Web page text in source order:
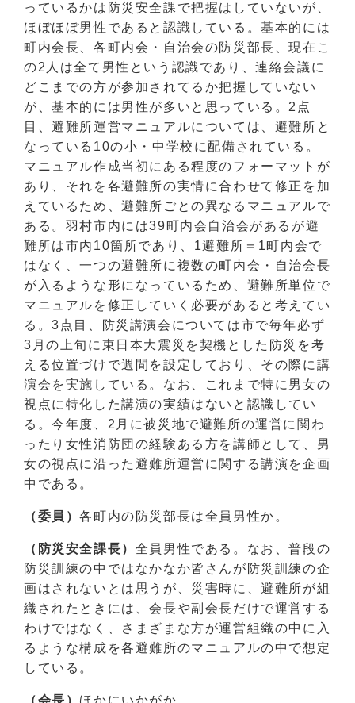
っているかは防災安全課で把握はしていないが、
ほぼほぼ男性であると認識している。基本的には
町内会長、各町内会・自治会の防災部長、現在こ
の2人は全て男性という認識であり、連絡会議に
どこまでの方が参加されてるか把握していない
が、基本的には男性が多いと思っている。2点
目、避難所運営マニュアルについては、避難所と
なっている10の小・中学校に配備されている。
マニュアル作成当初にある程度のフォーマットが
あり、それを各避難所の実情に合わせて修正を加
えているため、避難所ごとの異なるマニュアルで
ある。羽村市内には39町内会自治会があるが避
難所は市内10箇所であり、1避難所＝1町内会で
はなく、一つの避難所に複数の町内会・自治会長
が入るような形になっているため、避難所単位で
マニュアルを修正していく必要があると考えてい
る。3点目、防災講演会については市で毎年必ず
3月の上旬に東日本大震災を契機とした防災を考
える位置づけで週間を設定しており、その際に講
演会を実施している。なお、これまで特に男女の
視点に特化した講演の実績はないと認識してい
る。今年度、2月に被災地で避難所の運営に関わ
ったり女性消防団の経験ある方を講師として、男
女の視点に沿った避難所運営に関する講演を企画
中である。
（委員）各町内の防災部長は全員男性か。
（防災安全課長） 全員男性である。なお、普段の
防災訓練の中ではなかなか皆さんが防災訓練の企
画はされないとは思うが、災害時に、避難所が組
織されたときには、会長や副会長だけで運営する
わけではなく、さまざまな方が運営組織の中に入
るような構成を各避難所のマニュアルの中で想定
している。
（会長） ほかにいかがか。